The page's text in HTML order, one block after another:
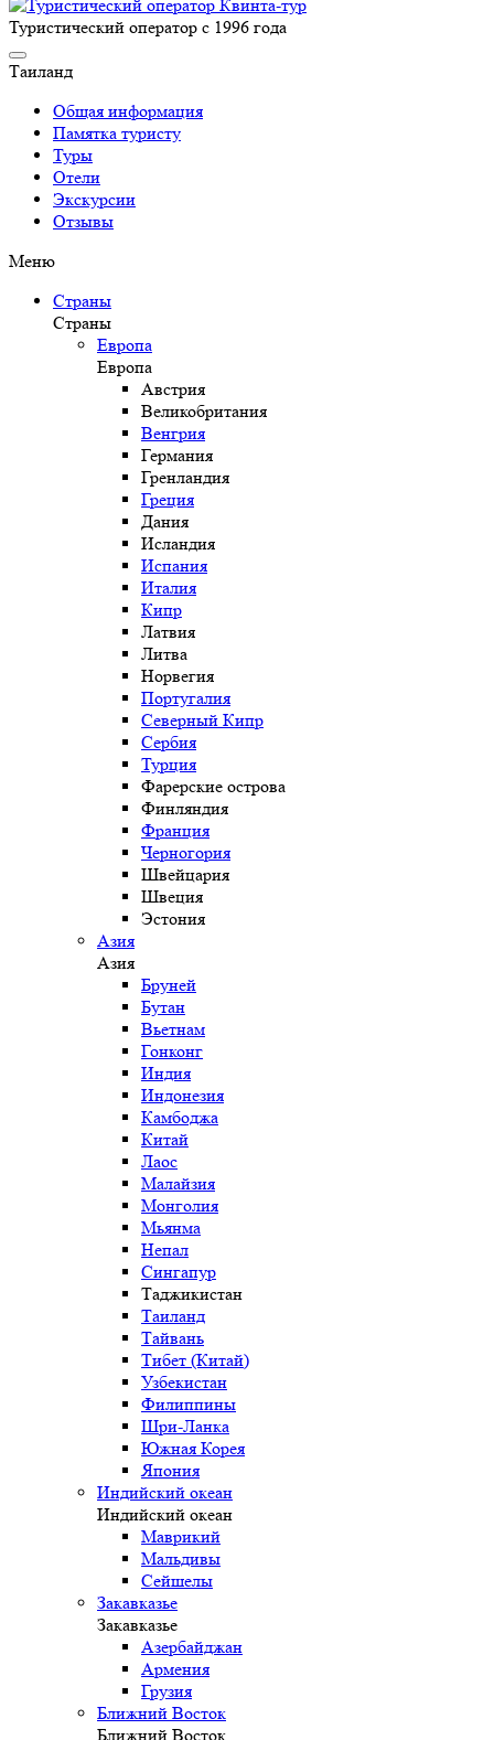
Туристический оператор с 1996 года
Таиланд
Общая информация
Памятка туристу
Туры
Отели
Экскурсии
Отзывы
Меню
Страны
Страны
Европа
Европа
Австрия
Великобритания
Венгрия
Германия
Гренландия
Греция
Дания
Исландия
Испания
Италия
Кипр
Латвия
Литва
Норвегия
Португалия
Северный Кипр
Сербия
Турция
Фарерские острова
Финляндия
Франция
Черногория
Швейцария
Швеция
Эстония
Азия
Азия
Бруней
Бутан
Вьетнам
Гонконг
Индия
Индонезия
Камбоджа
Китай
Лаос
Малайзия
Монголия
Мьянма
Непал
Сингапур
Таджикистан
Таиланд
Тайвань
Тибет (Китай)
Узбекистан
Филиппины
Шри-Ланка
Южная Корея
Япония
Индийский океан
Индийский океан
Маврикий
Мальдивы
Сейшелы
Закавказье
Закавказье
Азербайджан
Армения
Грузия
Ближний Восток
Ближний Восток